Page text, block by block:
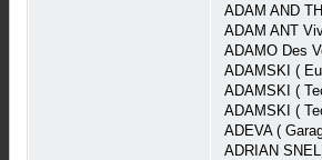
ADAM AND
ADAM ANT
ADAMO Des
ADAMSKI (
ADAMSKI (
ADAMSKI (
ADEVA (
ADRIAN